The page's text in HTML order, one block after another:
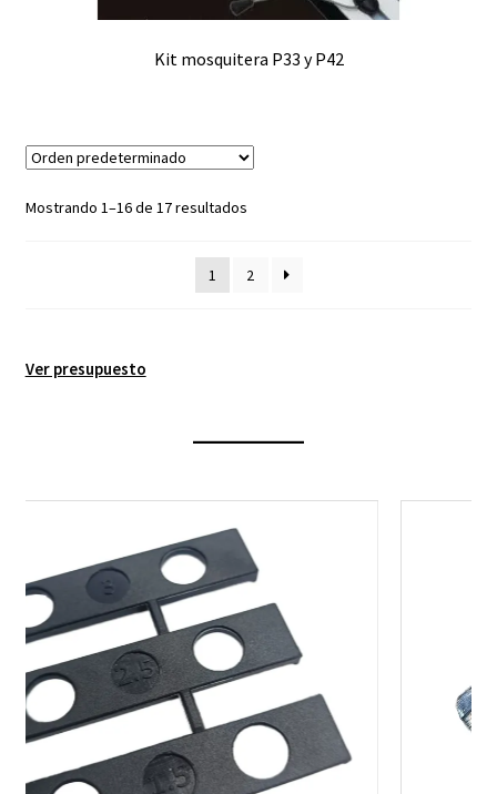
Kit mosquitera P33 y P42
Mostrando 1–16 de 17 resultados
1 2
Ver presupuesto